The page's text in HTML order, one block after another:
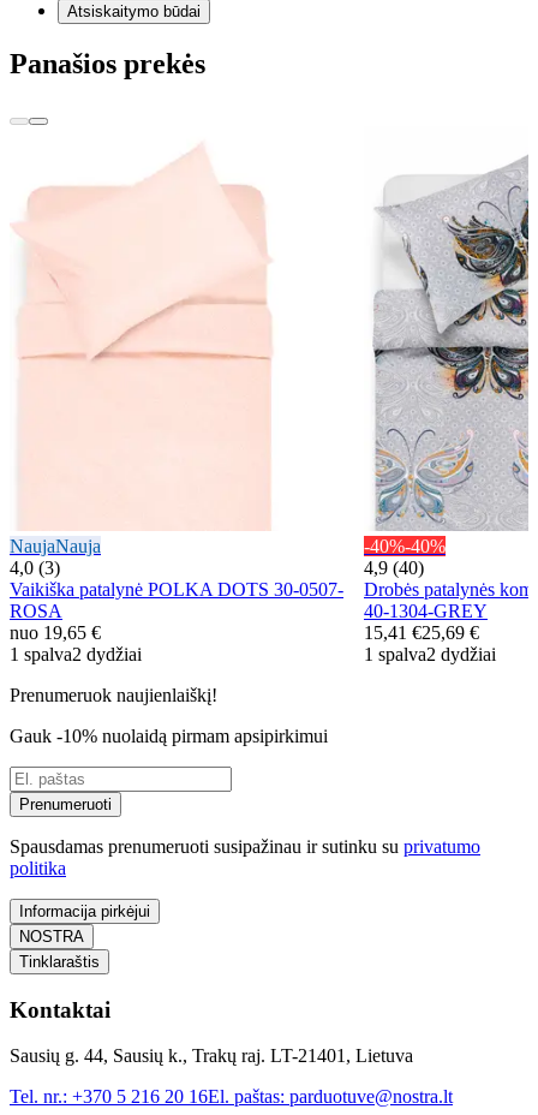
Atsiskaitymo būdai
Panašios prekės
NaujaNauja
4,0 (3)
Vaikiška patalynė POLKA DOTS 30-0507-
ROSA
nuo 19,65 €
1 spalva2 dydžiai
-40%-40%
4,9 (40)
Drobės patalynės
40-1304-GREY
15,41 €25,69 €
1 spalva2 dydžiai
Prenumeruok naujienlaiškį!
Gauk -10% nuolaidą pirmam apsipirkimui
Prenumeruoti
Spausdamas prenumeruoti susipažinau ir sutinku su privatumo
politika
Informacija pirkėjui
NOSTRA
Tinklaraštis
Kontaktai
Sausių g. 44, Sausių k., Trakų raj. LT-21401, Lietuva
Tel. nr.: +370 5 216 20 16El. paštas: parduotuve@nostra.lt